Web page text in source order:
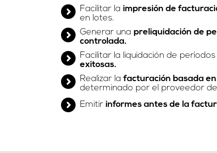
Facilitar la impresión de
en lotes.
Generar una preliquidación de
controlada.
Facilitar la liquidación de
exitosas.
Realizar lafacturación basada
determinado por el proveedor
Emitir informes antes de la